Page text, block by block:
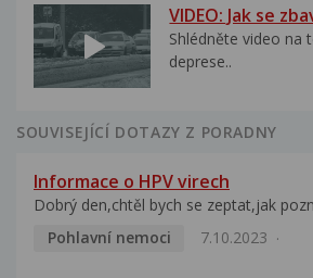
VIDEO: Jak se
Shlédněte video na
deprese..
SOUVISEJÍCÍ DOTAZY Z PORADNY
Informace o HPV virech
Dobrý den,chtěl bych se zeptat,jak
Pohlavní nemoci
7.10.2023